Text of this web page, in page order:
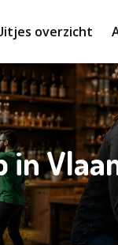
overzicht